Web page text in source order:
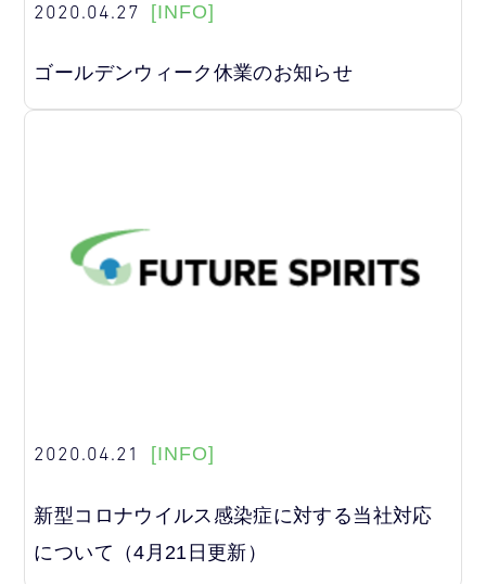
2020.04.27 [INFO]
ゴールデンウィーク休業のお知らせ
2020.04.21 [INFO]
新型コロナウイルス感染症に対する当社対応
について（4月21日更新）